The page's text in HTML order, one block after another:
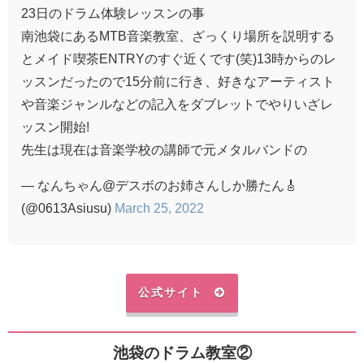
23日のドラム体験レッスンの事
南池袋にあるMTB音楽教室、ざっくり場所を説明する
とメイド喫茶ENTRYのすぐ近くです(笑)13時からのレ
ッスンだったので15分前に行き、好きなアーティスト
や音楽ジャンルなどの記入をダブレットでやりいざレ
ッスン開始!
先生は現在は音楽学校の講師で元メタルバンドの
— なんちゃん@デスボのお姉さんしか勝たん🎸
(@0613Asiusu) March 25, 2022
公式サイト
池袋のドラム教室②